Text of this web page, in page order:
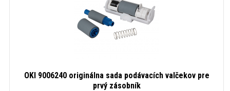
OKI 9006240 originálna sada podávacích valčekov pre
prvý zásobník